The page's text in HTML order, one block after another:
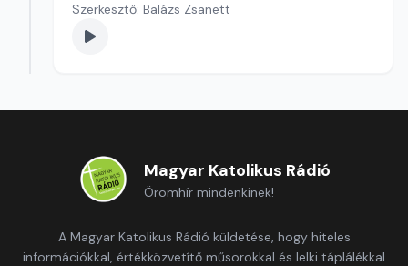
Szerkesztő: Balázs Zsanett
Magyar Katolikus Rádió
Örömhír mindenkinek!
A Magyar Katolikus Rádió küldetése, hogy hiteles
információkkal, értékközvetítő műsorokkal és lelki táplálékkal